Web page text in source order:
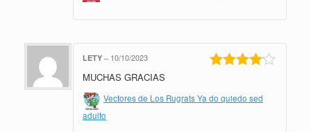
LETY – 10/10/2023
MUCHAS GRACIAS
Vectores de Los Rugrats Ya do quiedo sed
adulto